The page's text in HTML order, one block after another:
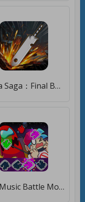
Ninja Saga：Final Battle [Много денег]
FNF Music Battle Mod Among Us [Бесплатные покупки]